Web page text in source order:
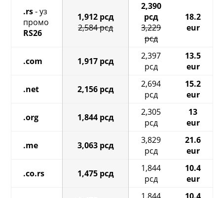
.rs- уз
промо
RS26
1,912 рсд
2,584 рсд
2,390
рсд
3,229
рсд
18.2
eur
.com 1,917 рсд
2,397
рсд
13.5
eur
.net 2,156 рсд
2,694
рсд
15.2
eur
.org 1,844 рсд
2,305
рсд
13
eur
.me 3,063 рсд
3,829
рсд
21.6
eur
.co.rs 1,475 рсд
1,844
рсд
10.4
eur